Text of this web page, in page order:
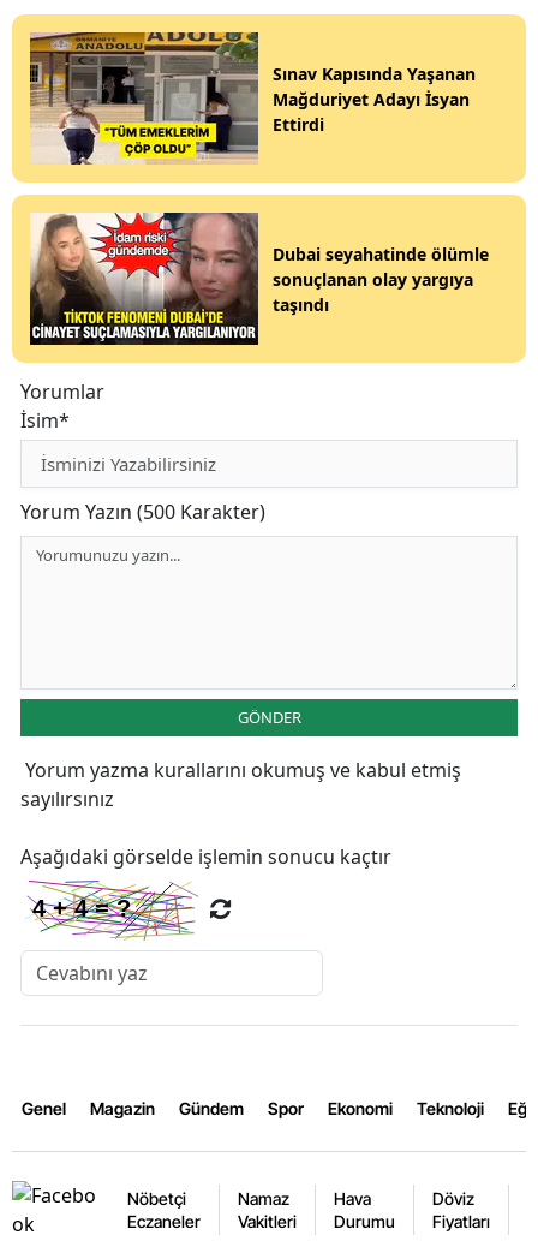
Sınav Kapısında Yaşanan
Mağduriyet Adayı İsyan
Ettirdi
Dubai seyahatinde ölümle
sonuçlanan olay yargıya
taşındı
Yorumlar
İsim*
Yorum Yazın (500 Karakter)
GÖNDER
Yorum yazma kurallarını okumuş ve kabul etmiş
sayılırsınız
Aşağıdaki görselde işlemin sonucu kaçtır
Genel Magazin Gündem Spor Ekonomi Teknoloji
Nöbetçi
Eczaneler
Namaz
Vakitleri
Hava
Durumu
Döviz
Fiyatları